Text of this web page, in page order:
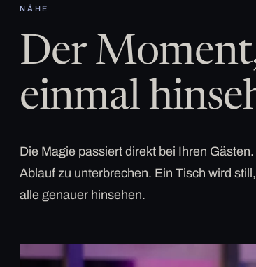
NÄHE
Der
einmal
Die Magie passiert direkt bei Ihren
Ablauf zu unterbrechen. Ein Tisch wird
alle genauer hinsehen.